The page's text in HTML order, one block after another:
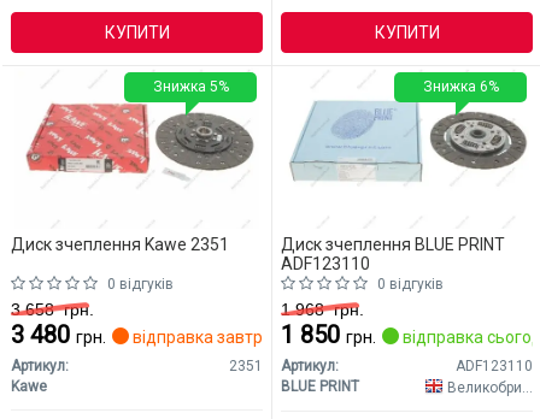
КУПИТИ КУПИТИ
Диск зчеплення Kawe 2351
0 відгуків
3 658грн.
3 480 грн. відправка завтра
Артикул:
2351
Kawe
Знижка 5%
Диск зчеплення BLUE PRINT
ADF123110
0 відгуків
1 968грн.
1 850 грн. відправка
Артикул:
ADF123110
BLUE PRINT
Великобританія
Знижка 6%